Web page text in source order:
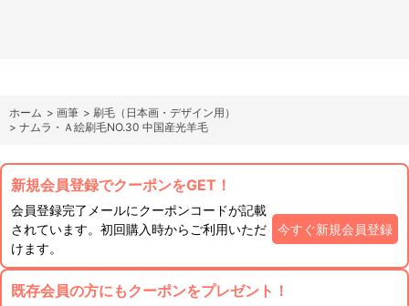
ホーム > 画筆 > 刷毛（日本画・デザイン用）
> ナムラ・Ａ絵刷毛NO.30 中国産光羊毛
新規会員登録でクーポンをGET！
会員登録完了メールにクーポンコードが記載
されています。初回購入時からご利用いただ
けます。
今すぐ新規会員登録
既存会員の方にもクーポンをプレゼント！